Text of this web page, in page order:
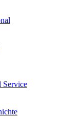
Service